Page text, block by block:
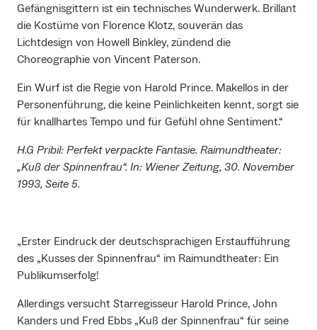
Gefängnisgittern ist ein technisches Wunderwerk. Brillant
die Kostüme von Florence Klotz, souverän das
Lichtdesign von Howell Binkley, zündend die
Choreographie von Vincent Paterson.
Ein Wurf ist die Regie von Harold Prince. Makellos in der
Personenführung, die keine Peinlichkeiten kennt, sorgt sie
für knallhartes Tempo und für Gefühl ohne Sentiment.“
H.G Pribil: Perfekt verpackte Fantasie. Raimundtheater:
„Kuß der Spinnenfrau“. In: Wiener Zeitung, 30. November
1993, Seite 5.
„Erster Eindruck der deutschsprachigen Erstaufführung
des „Kusses der Spinnenfrau“ im Raimundtheater: Ein
Publikumserfolg!
Allerdings versucht Starregisseur Harold Prince, John
Kanders und Fred Ebbs „Kuß der Spinnenfrau“ für seine